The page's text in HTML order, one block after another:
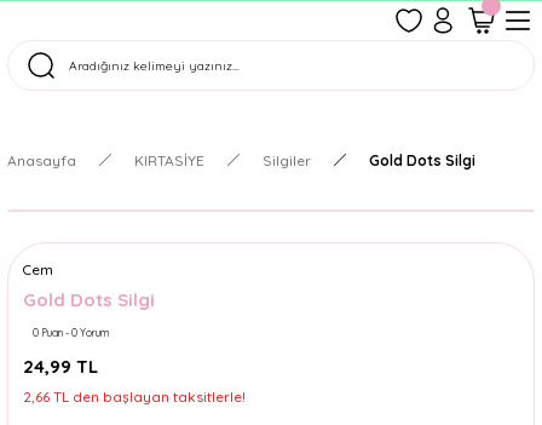
Tüm Siparişler Aynı Gün Kargoda!
Anasayfa KIRTASİYE Silgiler Gold Dots Silgi
Cem
Gold Dots Silgi
0 Puan - 0 Yorum
24,99 TL
2,66 TL den başlayan taksitlerle!